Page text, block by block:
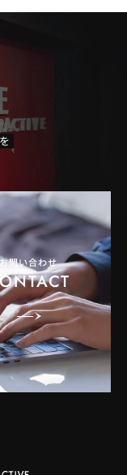
問い合わせ